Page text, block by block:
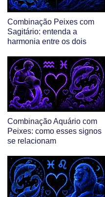
Combinação Peixes com
Sagitário: entenda a
harmonia entre os dois
Combinação Aquário com
Peixes: como esses signos
se relacionam